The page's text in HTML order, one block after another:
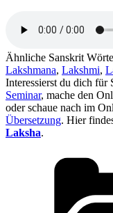
Ähnliche Sanskrit
Lakshmana, Lakshmi,
Interessierst du dich für
Seminar, mache den
oder schaue nach im
Übersetzung. Hier
Laksha.